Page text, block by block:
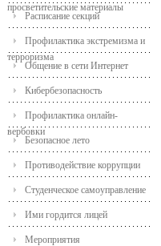
просветительские материалы
Расписание секций
Профилактика экстремизма и
терроризма
Общение в сети Интернет
Кибербезопасность
Профилактика онлайн-
вербовки
Безопасное лето
Противодействие коррупции
Студенческое самоуправление
Ими гордится лицей
Мероприятия